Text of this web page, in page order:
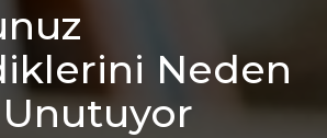
Neden